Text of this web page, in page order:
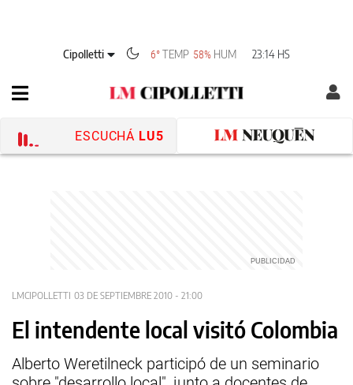
Cipolletti 6°TEMP 58% HUM 23:14 HS
ESCUCHÁ LU5
LMCIPOLLETTI 03 DE SEPTIEMBRE 2010 - 21:00
El intendente local visitó Colombia
Alberto Weretilneck participó de un seminario